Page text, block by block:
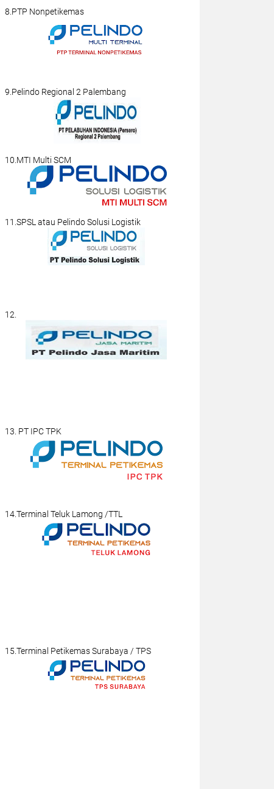
8.PTP Nonpetikemas
9.Pelindo Regional 2 Palembang
10.MTI Multi SCM
11.SPSL atau Pelindo Solusi Logistik
12.
13. PT IPC TPK
14.Terminal Teluk Lamong /TTL
15.Terminal Petikemas Surabaya / TPS